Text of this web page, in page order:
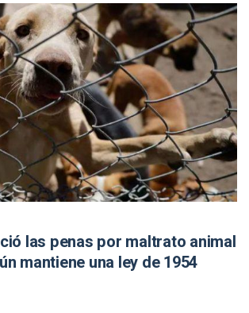
las penas por maltrato animal
mantiene una ley de 1954